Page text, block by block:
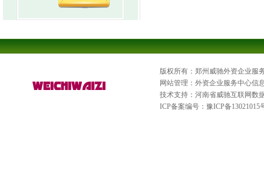
版权所有：郑州威驰外资企业服
网站管理：外资企业服务中心信
技术支持：河南省威驰互联网数
ICP备案编号： 豫ICP备13021015